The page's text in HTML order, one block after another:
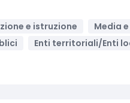
e istruzione
Media
Enti territoriali/Enti